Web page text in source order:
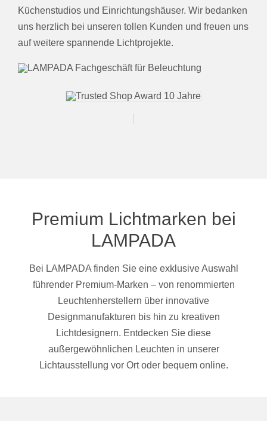
Küchenstudios und Einrichtungshäuser. Wir bedanken
uns herzlich bei unseren tollen Kunden und freuen uns
auf weitere spannende Lichtprojekte.
Premium Lichtmarken bei
LAMPADA
Bei LAMPADA finden Sie eine exklusive Auswahl
führender Premium-Marken – von renommierten
Leuchtenherstellern über innovative
Designmanufakturen bis hin zu kreativen
Lichtdesignern. Entdecken Sie diese
außergewöhnlichen Leuchten in unserer
Lichtausstellung vor Ort oder bequem online.